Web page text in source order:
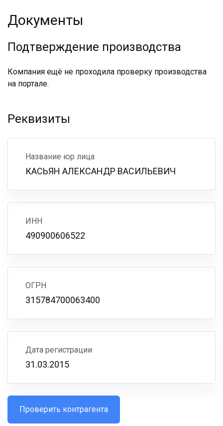
Документы
Подтверждение производства
Компания ещё не проходила проверку производства
на портале.
Реквизиты
Название юр лица
КАСЬЯН АЛЕКСАНДР ВАСИЛЬЕВИЧ
ИНН
490900606522
ОГРН
315784700063400
Дата регистрации
31.03.2015
Проверить контрагента